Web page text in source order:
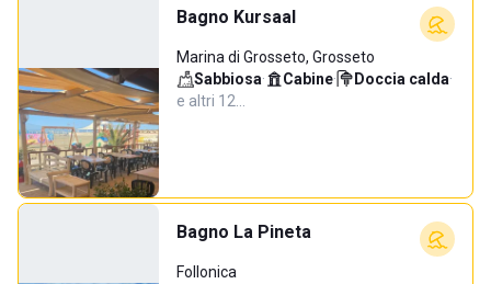
Bagno Kursaal
Marina di Grosseto, Grosseto
Sabbiosa· Cabine· Doccia calda·
e altri 12…
Bagno La Pineta
Follonica